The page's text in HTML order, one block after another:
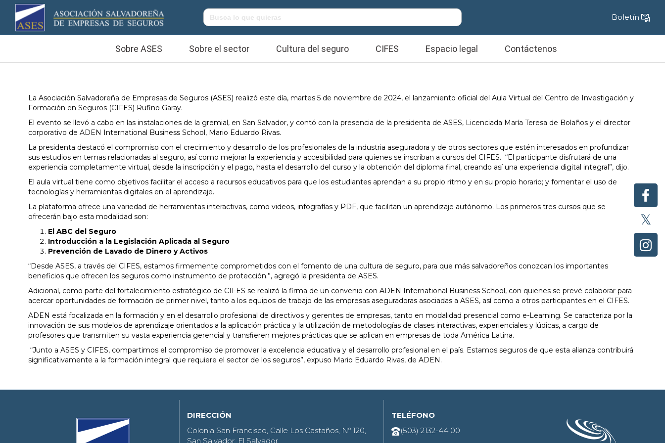
Buscar:
Boletín
Sobre ASES Sobre el sector Cultura del seguro CIFES Espacio legal Contáctenos
La Asociación Salvadoreña de Empresas de Seguros (ASES) realizó este día, martes 5 de noviembre de 2024, el lanzamiento oficial del Aula Virtual del Centro de Investigación y
Formación en Seguros (CIFES) Rufino Garay.
El evento se llevó a cabo en las instalaciones de la gremial, en San Salvador, y contó con la presencia de la presidenta de ASES, Licenciada María Teresa de Bolaños y el director
corporativo de ADEN International Business School, Mario Eduardo Rivas.
La presidenta destacó el compromiso con el crecimiento y desarrollo de los profesionales de la industria aseguradora y de otros sectores que estén interesados en profundizar
sus estudios en temas relacionadas al seguro, así como mejorar la experiencia y accesibilidad para quienes se inscriban a cursos del CIFES. “El participante disfrutará de una
experiencia completamente virtual, desde la inscripción y el pago, hasta el desarrollo del curso y la obtención del diploma final, creando así una experiencia digital integral”, dijo.
El aula virtual tiene como objetivos facilitar el acceso a recursos educativos para que los estudiantes aprendan a su propio ritmo y en su propio horario; y fomentar el uso de
tecnologías y herramientas digitales en el aprendizaje.
La plataforma ofrece una variedad de herramientas interactivas, como videos, infografías y PDF, que facilitan un aprendizaje autónomo. Los primeros tres cursos que se
ofrecerán bajo esta modalidad son:
El ABC del Seguro
Introducción a la Legislación Aplicada al Seguro
Prevención de Lavado de Dinero y Activos
“Desde ASES, a través del CIFES, estamos firmemente comprometidos con el fomento de una cultura de seguro, para que más salvadoreños conozcan los importantes
beneficios que ofrecen los seguros como instrumento de protección.”, agregó la presidenta de ASES.
Adicional, como parte del fortalecimiento estratégico de CIFES se realizó la firma de un convenio con ADEN International Business School, con quienes se prevé colaborar para
acercar oportunidades de formación de primer nivel, tanto a los equipos de trabajo de las empresas aseguradoras asociadas a ASES, así como a otros participantes en el CIFES.
ADEN está focalizada en la formación y en el desarrollo profesional de directivos y gerentes de empresas, tanto en modalidad presencial como e-Learning. Se caracteriza por la
innovación de sus modelos de aprendizaje orientados a la aplicación práctica y la utilización de metodologías de clases interactivas, experienciales y lúdicas, a cargo de
profesores que transmiten su vasta experiencia gerencial y transfieren mejores prácticas que se aplican en empresas de toda América Latina.
“Junto a ASES y CIFES, compartimos el compromiso de promover la excelencia educativa y el desarrollo profesional en el país. Estamos seguros de que esta alianza contribuirá
significativamente a la formación integral que requiere el sector de los seguros”, expuso Mario Eduardo Rivas, de ADEN.
DIRECCIÓN
Colonia San Francisco, Calle Los Castaños, Nº 120,
San Salvador, El Salvador
TELÉFONO
(503) 2132-44 00